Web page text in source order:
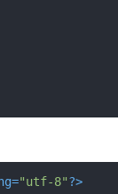
"utf-8"?>